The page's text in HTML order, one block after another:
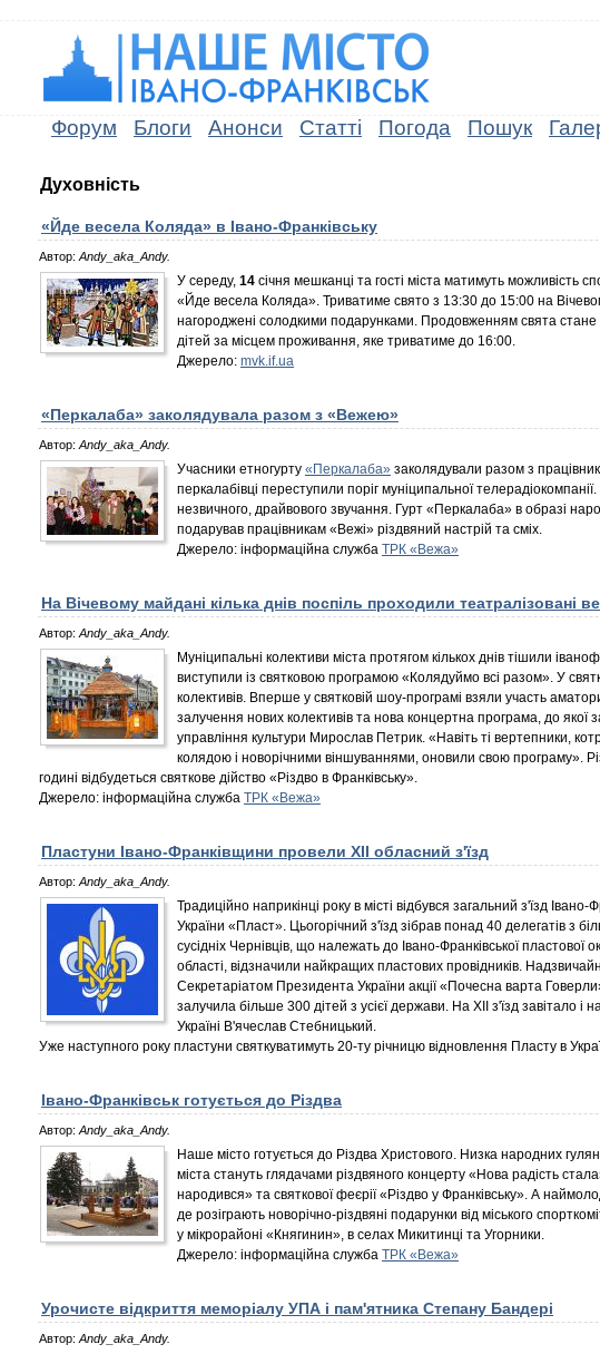
Форум Блоги Анонси Статті Погода Пошук
Духовність
«Йде весела Коляда» в Івано-Франківську
Автор:Andy_aka_Andy.
У середу, 14 січня мешканці та гості міста матимуть можливість
«Йде весела Коляда». Триватиме свято з 13:30 до 15:00 на
нагороджені солодкими подарунками. Продовженням свята стане
дітей за місцем проживання, яке триватиме до 16:00.
Джерело: mvk.if.ua
«Перкалаба» заколядувала разом з «Вежею»
Автор:Andy_aka_Andy.
Учасники етногурту «Перкалаба» заколядували разом з
перкалабівці переступили поріг муніципальної
незвичного, драйвового звучання. Гурт «Перкалаба» в образі
подарував працівникам «Вежі» різдвяний настрій та сміх.
Джерело: інформаційна служба ТРК «Вежа»
На Вічевому майдані кілька днів поспіль проходили театралізовані
Автор:Andy_aka_Andy.
Муніципальні колективи міста протягом кількох днів тішили
виступили із святковою програмою «Колядуймо всі разом». У
колективів. Вперше у святковій шоу-програмі взяли участь
залучення нових колективів та нова концертна програма, до якої
управління культури Мирослав Петрик. «Навіть ті вертепники,
колядою і новорічними віншуваннями, оновили свою програму».
годині відбудеться святкове дійство «Рiздво в Франківську».
Джерело: iнформаційна служба ТРК «Вежа»
Пластуни Івано-Франківщини провели XII обласний з'їзд
Автор:Andy_aka_Andy.
Традиційно наприкінці року в місті відбувся загальний з'їзд Івано-
України «Пласт». Цьогорічний з'їзд зібрав понад 40 делегатів з
сусідніх Чернівців, що належать до Івано-Франківської пластової
області, відзначили найкращих пластових провідників.
Секретаріатом Президента України акції «Почесна варта
залучила більше 300 дітей з усієї держави. На XII з'їзд завітало і
Україні В'ячеслав Стебницький.
Уже наступного року пластуни святкуватимуть 20-ту річницю відновлення Пласту в
Івано-Франківськ готується до Різдва
Автор:Andy_aka_Andy.
Наше місто готується до Різдва Христового. Низка народних
міста стануть глядачами різдвяного концерту «Нова радість
народився» та святкової феєрії «Різдво у Франківську». А
де розіграють новорічно-різдвяні подарунки від міського
у мікрорайоні «Княгинин», в селах Микитинці та Угорники.
Джерело: інформаційна служба ТРК «Вежа»
Урочисте відкриття меморіалу УПА і пам'ятника Степану Бандері
Автор:Andy_aka_Andy.